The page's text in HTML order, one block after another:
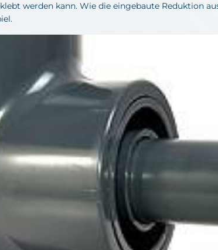
werden kann. Wie die eingebaute Reduktion